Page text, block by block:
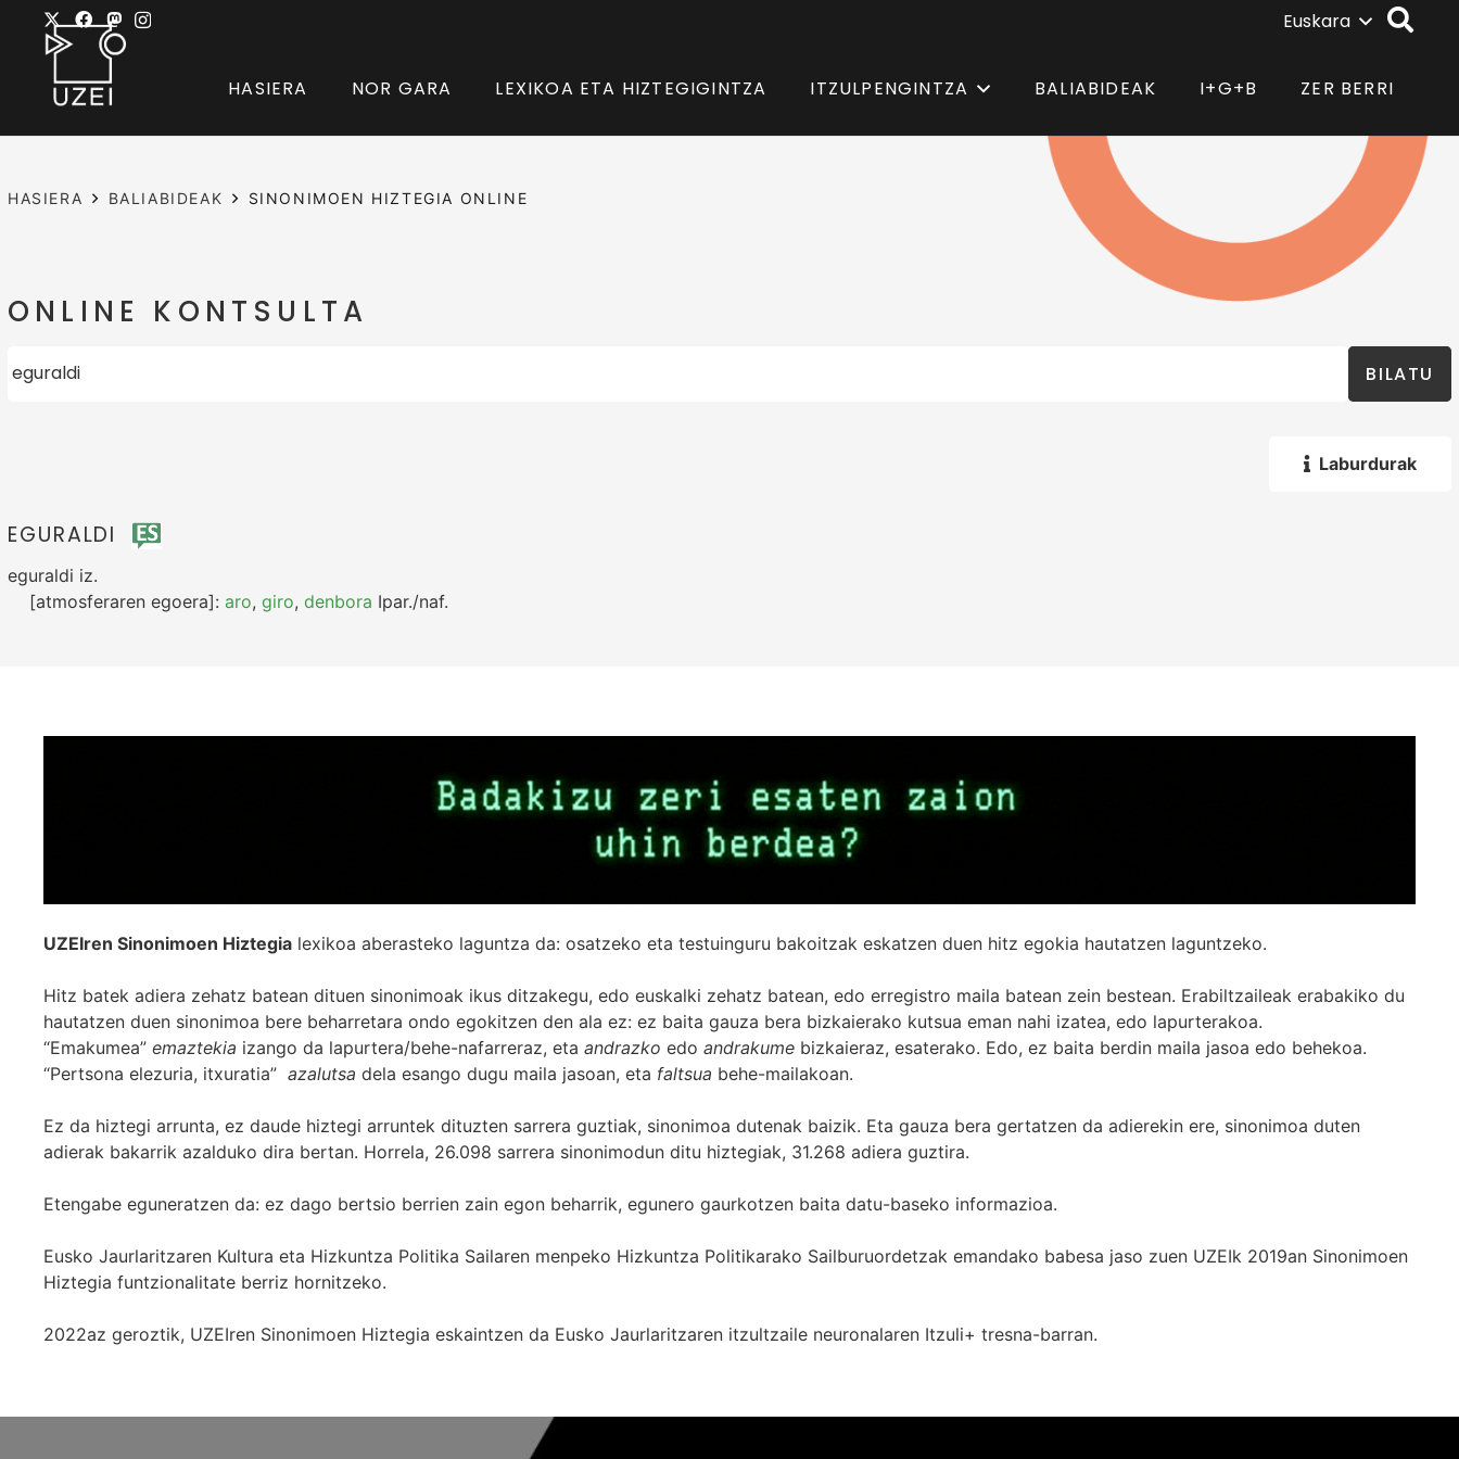
Euskara
HASIERA NOR GARA LEXIKOA ETA HIZTEGIGINTZA ITZULPENGINTZA BALIABIDEAK I+G+B ZER BERRI
HASIERA BALIABIDEAK SINONIMOEN HIZTEGIA ONLINE
ONLINE KONTSULTA
BILATU
Laburdurak
EGURALDI
eguraldi iz.
[atmosferaren egoera]: aro, giro, denbora Ipar./naf.
UZEIren Sinonimoen Hiztegia lexikoa aberasteko laguntza da: osatzeko eta testuinguru bakoitzak eskatzen duen hitz egokia hautatzen laguntzeko.
Hitz batek adiera zehatz batean dituen sinonimoak ikus ditzakegu, edo euskalki zehatz batean, edo erregistro maila batean zein bestean. Erabiltzaileak erabakiko du
hautatzen duen sinonimoa bere beharretara ondo egokitzen den ala ez: ez baita gauza bera bizkaierako kutsua eman nahi izatea, edo lapurterakoa.
“Emakumea” emaztekia izango da lapurtera/behe-nafarreraz, eta andrazko edo andrakume bizkaieraz, esaterako. Edo, ez baita berdin maila jasoa edo behekoa.
“Pertsona elezuria, itxuratia” azalutsa dela esango dugu maila jasoan, eta faltsua behe-mailakoan.
Ez da hiztegi arrunta, ez daude hiztegi arruntek dituzten sarrera guztiak, sinonimoa dutenak baizik. Eta gauza bera gertatzen da adierekin ere, sinonimoa duten
adierak bakarrik azalduko dira bertan. Horrela, 26.098 sarrera sinonimodun ditu hiztegiak, 31.268 adiera guztira.
Etengabe eguneratzen da: ez dago bertsio berrien zain egon beharrik, egunero gaurkotzen baita datu-baseko informazioa.
Eusko Jaurlaritzaren Kultura eta Hizkuntza Politika Sailaren menpeko Hizkuntza Politikarako Sailburuordetzak emandako babesa jaso zuen UZEIk 2019an Sinonimoen
Hiztegia funtzionalitate berriz hornitzeko.
2022az geroztik, UZEIren Sinonimoen Hiztegia eskaintzen da Eusko Jaurlaritzaren itzultzaile neuronalaren Itzuli+ tresna-barran.